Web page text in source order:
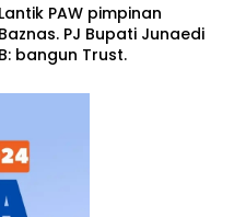
Lantik PAW pimpinan
Baznas. PJ Bupati Junaedi
B: bangun Trust.